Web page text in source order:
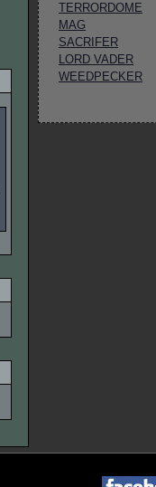
TERRORDOME
MAG
SACRIFER
LORD VADER
WEEDPECKER